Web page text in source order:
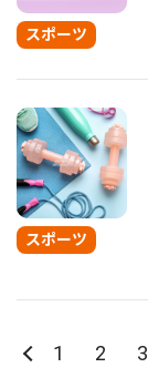
スポーツ
スポーツ
1 2 3